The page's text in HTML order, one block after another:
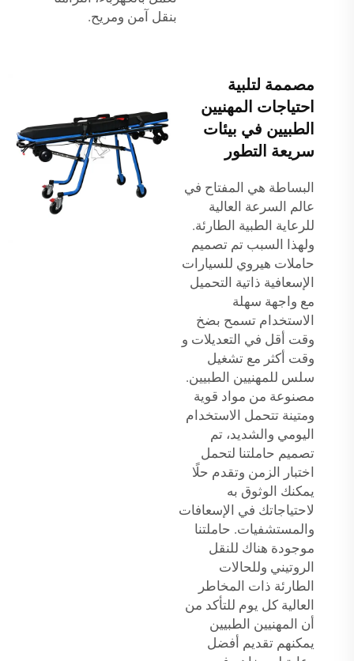
بنقل آمن ومريح.
مصممة لتلبية
احتياجات المهنيين
الطبيين في بيئات
سريعة التطور
البساطة هي المفتاح في
عالم السرعة العالية
للرعاية الطبية الطارئة.
ولهذا السبب تم تصميم
حاملات هيروي للسيارات
الإسعافية ذاتية التحميل
مع واجهة سهلة
الاستخدام تسمح بضخ
وقت أقل في التعديلات و
وقت أكثر مع تشغيل
سلس للمهنيين الطبيين.
مصنوعة من مواد قوية
ومتينة تتحمل الاستخدام
اليومي والشديد، تم
تصميم حاملتنا لتحمل
اختبار الزمن وتقدم حلًا
يمكنك الوثوق به
لاحتياجاتك في الإسعافات
والمستشفيات. حاملتنا
موجودة هناك للنقل
الروتيني وللحالات
الطارئة ذات المخاطر
العالية كل يوم للتأكد من
أن المهنيين الطبيين
يمكنهم تقديم أفضل